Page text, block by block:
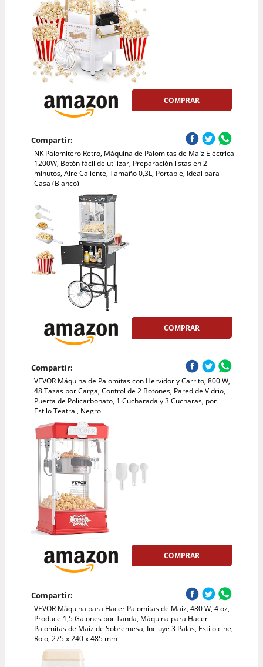
COMPRAR
Compartir:
NK Palomitero Retro, Máquina de Palomitas de Maíz Eléctrica
1200W, Botón fácil de utilizar, Preparación listas en 2
minutos, Aire Caliente, Tamaño 0,3L, Portable, Ideal para
Casa (Blanco)
COMPRAR
Compartir:
VEVOR Máquina de Palomitas con Hervidor y Carrito, 800 W,
48 Tazas por Carga, Control de 2 Botones, Pared de Vidrio,
Puerta de Policarbonato, 1 Cucharada y 3 Cucharas, por
Estilo Teatral, Negro
COMPRAR
Compartir:
VEVOR Máquina para Hacer Palomitas de Maíz, 480 W, 4 oz,
Produce 1,5 Galones por Tanda, Máquina para Hacer
Palomitas de Maíz de Sobremesa, Incluye 3 Palas, Estilo cine,
Rojo, 275 x 240 x 485 mm